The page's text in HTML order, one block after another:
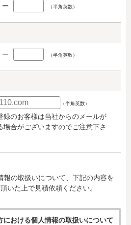
ー （半角英数）
ー （半角英数）
（半角英数）
録のお客様は当社からのメールが
合がございますのでご注意下さ
報の取扱いについて、下記の内容を
いた上で見積依頼ください。
における個人情報の取扱いについて